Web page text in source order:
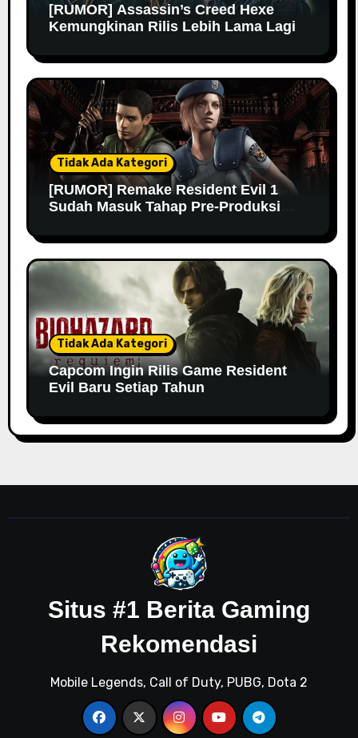
[RUMOR] Assassin’s Creed Hexe
Kemungkinan Rilis Lebih Lama Lagi
Tidak Ada Kategori
[RUMOR] Remake Resident Evil 1
Sudah Masuk Tahap Pre-Produksi
Tidak Ada Kategori
Capcom Ingin Rilis Game Resident
Evil Baru Setiap Tahun
Situs #1 Berita Gaming
Rekomendasi
Mobile Legends, Call of Duty, PUBG, Dota 2